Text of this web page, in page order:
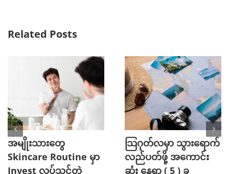
Related Posts
အမျိုးသားတွေ
Skincare Routine မှာ
Invest လုပ်သင့်တဲ့
သြဂုတ်လမှာ သွားရောက်
လည်ပတ်ဖို့ အကောင်း
ဆုံး နေရာ ( 5 ) ခု